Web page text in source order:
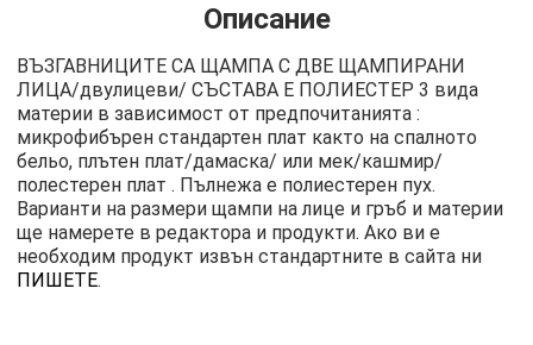
Описание
ВЪЗГАВНИЦИТЕ СА ЩАМПА С ДВЕ ЩАМПИРАНИ
ЛИЦА/двулицеви/ СЪСТАВА Е ПОЛИЕСТЕР 3 вида
материи в зависимост от предпочитанията :
микрофибърен стандартен плат както на спалното
бельо, плътен плат/дамаска/ или мек/кашмир/
полестерен плат . Пълнежа е полиестерен пух.
Варианти на размери щампи на лице и гръб и материи
ще намерете в редактора и продукти. Ако ви е
необходим продукт извън стандартните в сайта ни
ПИШЕТЕ.